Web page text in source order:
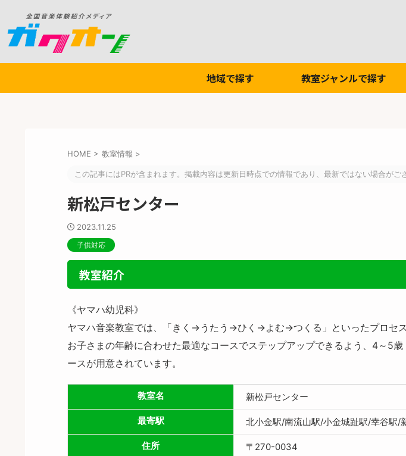
地域で探す 教室ジャンルで探す
HOME > 教室情報 >
この記事にはPRが含まれます。掲載内容は更新日時点での情報であり、最新ではない場合がご
新松戸センター
2023.11.25
子供対応
教室紹介
《ヤマハ幼児科》
ヤマハ音楽教室では、「きく→うたう→ひく→よむ→つくる」といったプロセ
お子さまの年齢に合わせた最適なコースでステップアップできるよう、4～5
ースが用意されています。
教室名 新松戸センター
最寄駅 北小金駅/南流山駅/小金城趾駅/幸谷駅/
住所
〒270-0034